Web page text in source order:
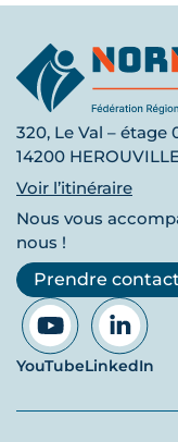
320, Le Val – étage
14200
Voir l’itinéraire
Nous vous
nous !
Prendre contact
YouTubeLinkedIn